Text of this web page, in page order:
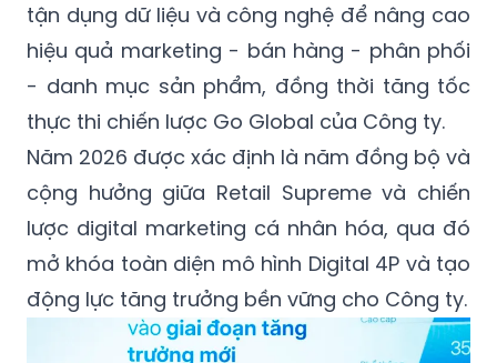
Wake-Up 24/7 trên toàn danh mục.
Đồng thời, bà sẽ triển khai mô hình Digital 4P,
tận dụng dữ liệu và công nghệ để nâng cao
hiệu quả marketing - bán hàng - phân phối
- danh mục sản phẩm, đồng thời tăng tốc
thực thi chiến lược Go Global của Công ty.
Năm 2026 được xác định là năm đồng bộ và
cộng hưởng giữa Retail Supreme và chiến
lược digital marketing cá nhân hóa, qua đó
mở khóa toàn diện mô hình Digital 4P và tạo